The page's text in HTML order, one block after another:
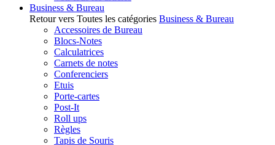
Business & Bureau
Retour vers Toutes les catégories Business & Bureau
Accessoires de Bureau
Blocs-Notes
Calculatrices
Carnets de notes
Conferenciers
Etuis
Porte-cartes
Post-It
Roll ups
Règles
Tapis de Souris